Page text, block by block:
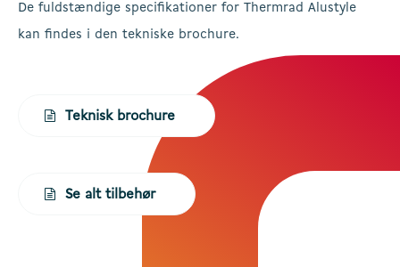
De fuldstændige specifikationer for Thermrad Alustyle
kan findes i den tekniske brochure.
Teknisk brochure
Se alt tilbehør